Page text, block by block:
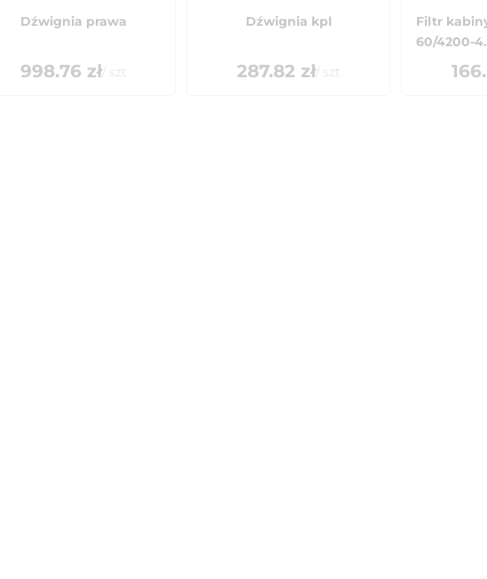
Dźwignia prawa
998.76 zł/ szt
Dźwignia kpl
287.82 zł/ szt
Filtr
60/4200-